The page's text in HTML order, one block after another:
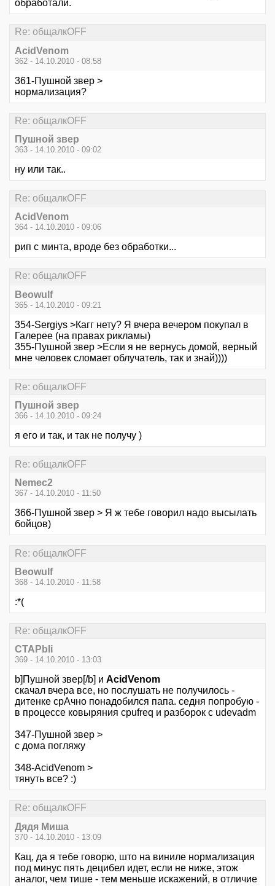
обработали.
Re: общалкOFF
AcidVenom
362 - 14.10.2010 - 08:58
361-Пушной звер >
нормализация?
Re: общалкOFF
Пушной звер
363 - 14.10.2010 - 09:02
ну или так..
Re: общалкOFF
AcidVenom
364 - 14.10.2010 - 09:06
рип с минта, вроде без обработки...
Re: общалкOFF
Beowulf
365 - 14.10.2010 - 09:21
354-Sergiys >Кагг нету? Я вчера вечером покупал в
Галерее (на правах рикламы)
355-Пушной звер >Если я не вернусь домой, верный
мне человек сломает облучатель, так и знай))))
Re: общалкOFF
Пушной звер
366 - 14.10.2010 - 09:24
я его и так, и так не получу )
Re: общалкOFF
Nemec2
367 - 14.10.2010 - 11:50
366-Пушной звер > Я ж тебе говорил надо высылать
бойцов)
Re: общалкOFF
Beowulf
368 - 14.10.2010 - 11:58
:*(
Re: общалкOFF
CTAPbIi
369 - 14.10.2010 - 13:03
b]Пушной звер[/b] и AcidVenom
скачал вчера все, но послушать не получилось -
дитенке срАчно понадобился папа. седня попробую -
в процессе ковыряния cpufreq и разборок с udevadm
347-Пушной звер >
с дома погляжу
348-AcidVenom >
тянуть все? :)
Re: общалкOFF
Дядя Миша
370 - 14.10.2010 - 13:09
Кац, да я тебе говорю, што на виниле нормализация
под минус пять децибел идет, если не ниже, этож
аналог, чем тише - тем меньше искажений, в отличие